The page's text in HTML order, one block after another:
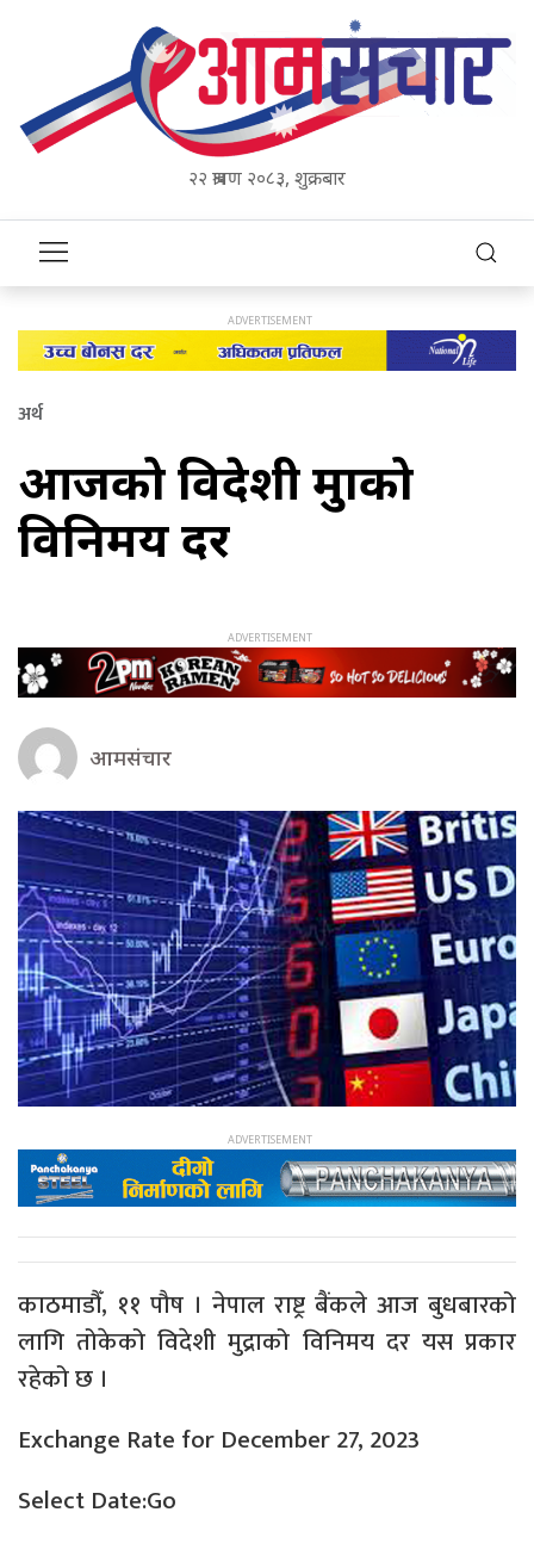
२२ श्रावण २०८३, शुक्रबार
अर्थ
आजको विदेशी मुद्राको
विनिमय दर
आमसंचार
काठमाडौँ, ११ पौष । नेपाल राष्ट्र बैंकले आज बुधबारको
लागि तोकेको विदेशी मुद्राको विनिमय दर यस प्रकार
रहेको छ ।
Exchange Rate for December 27, 2023
Select Date:Go